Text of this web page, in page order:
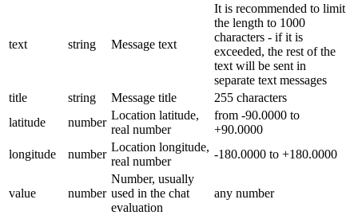
text string Message text
It is recommended to limit
the length to 1000
characters - if it is
exceeded, the rest of the
text will be sent in
separate text messages
title
string Message title
255 characters
latitude
number
Location latitude,
real number
from -90.0000 to
+90.0000
longitude
number
Location longitude,
real number
-180.0000 to +180.0000
value number
Number, usually
used in the chat
evaluation
any number